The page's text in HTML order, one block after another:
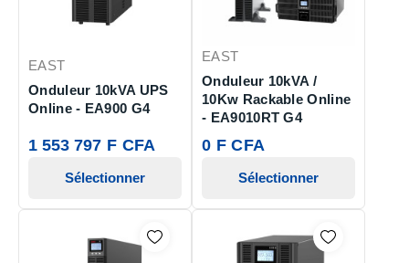
EAST
Onduleur 10kVA UPS
Online - EA900 G4
1 553 797 F CFA
Sélectionner
EAST
Onduleur 10kVA /
10Kw Rackable Online
- EA9010RT G4
0 F CFA
Sélectionner